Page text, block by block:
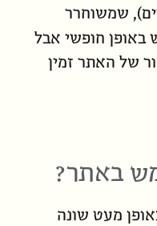
שמשוחרר
חופשי אבל
של האתר זמין
באתר?
מעט שונה